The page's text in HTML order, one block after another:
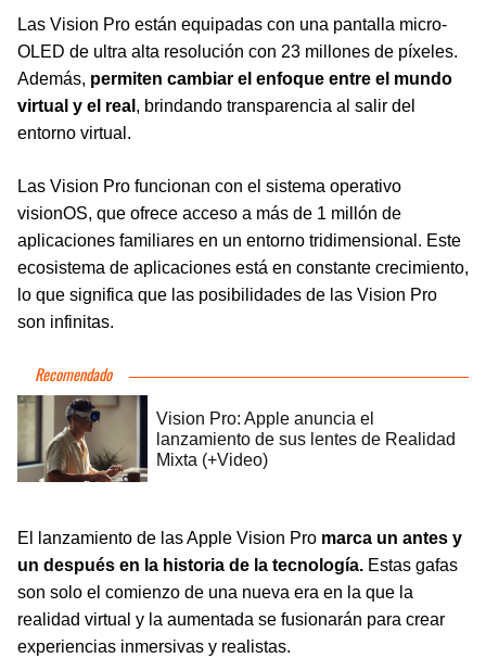
Las Vision Pro están equipadas con una pantalla micro-
OLED de ultra alta resolución con 23 millones de píxeles.
Además, permiten cambiar el enfoque entre el mundo
virtual y el real , brindando transparencia al salir del
entorno virtual.
Las Vision Pro funcionan con el sistema operativo
visionOS, que ofrece acceso a más de 1 millón de
aplicaciones familiares en un entorno tridimensional. Este
ecosistema de aplicaciones está en constante crecimiento,
lo que significa que las posibilidades de las Vision Pro
son infinitas.
El lanzamiento de las Apple Vision Pro marca un antes y
un después en la historia de la tecnología. Estas gafas
son solo el comienzo de una nueva era en la que la
realidad virtual y la aumentada se fusionarán para crear
experiencias inmersivas y realistas.